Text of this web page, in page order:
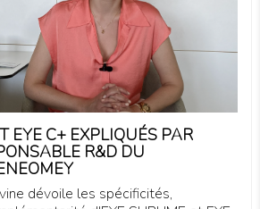
EYE C+ EXPLIQUÉS PAR
R&D DU
dévoile les spécificités,